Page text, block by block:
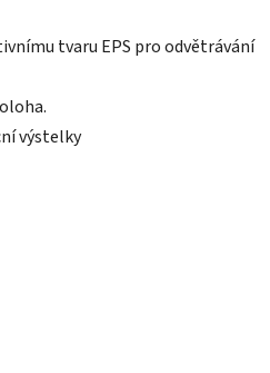
tvaru EPS pro odvětrávání
výstelky